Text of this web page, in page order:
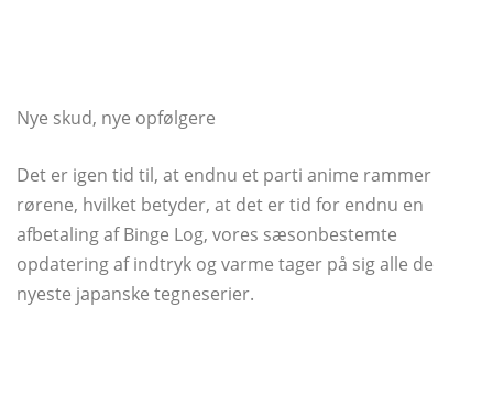
Nye skud, nye opfølgere
Det er igen tid til, at endnu et parti anime rammer
rørene, hvilket betyder, at det er tid for endnu en
afbetaling af Binge Log, vores sæsonbestemte
opdatering af indtryk og varme tager på sig alle de
nyeste japanske tegneserier.